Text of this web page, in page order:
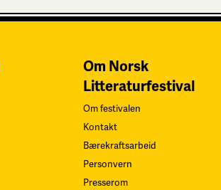
Om Norsk
Litteraturfestival
Om festivalen
Kontakt
Bærekraftsarbeid
Personvern
Presserom